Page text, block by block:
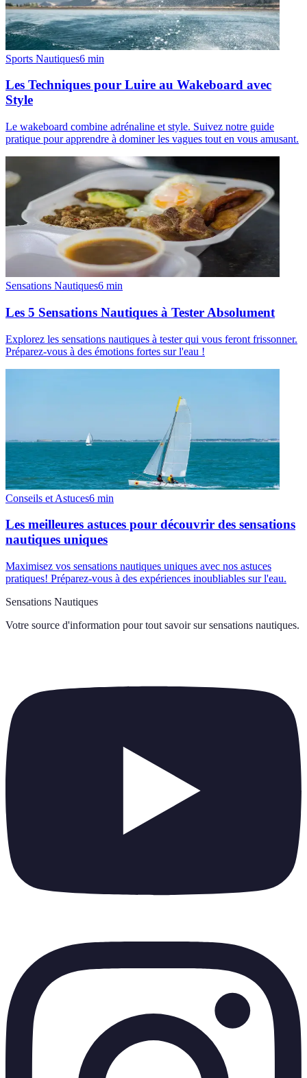
Sports Nautiques6 min
Les Techniques pour Luire au Wakeboard avec
Style
Le wakeboard combine adrénaline et style. Suivez notre guide
pratique pour apprendre à dominer les vagues tout en vous amusant.
Sensations Nautiques6 min
Les 5 Sensations Nautiques à Tester Absolument
Explorez les sensations nautiques à tester qui vous feront frissonner.
Préparez-vous à des émotions fortes sur l'eau !
Conseils et Astuces6 min
Les meilleures astuces pour découvrir des sensations
nautiques uniques
Maximisez vos sensations nautiques uniques avec nos astuces
pratiques! Préparez-vous à des expériences inoubliables sur l'eau.
Sensations Nautiques
Votre source d'information pour tout savoir sur sensations nautiques.